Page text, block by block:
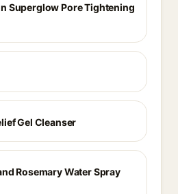
Superglow Pore Tightening
Gel Cleanser
Rosemary Water Spray